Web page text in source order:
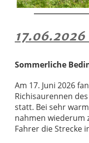
17.06.2026
Sommerliche
Am 17. Juni 2026
Richisaurennen
statt. Bei sehr
nahmen wiederum
Fahrer die Strecke